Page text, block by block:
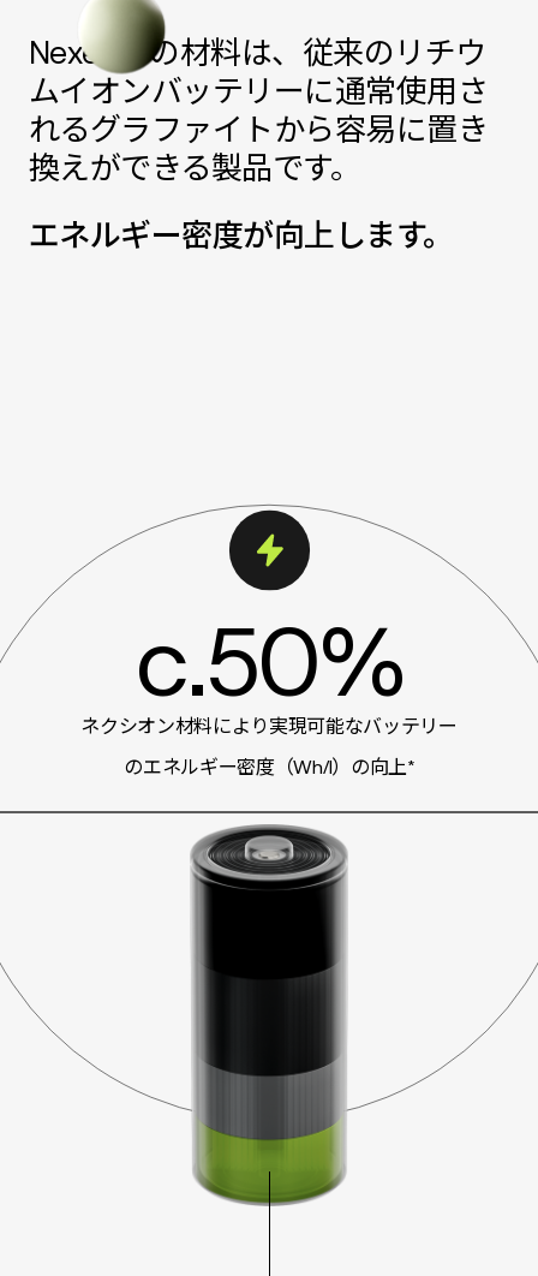
Nexeon®の材料は、従来のリチウ
ムイオンバッテリーに通常使用さ
れるグラファイトから容易に置き
換えができる製品です。
エネルギー密度が向上します。
c.50%
ネクシオン材料により実現可能なバッテリー
のエネルギー密度（Wh/l）の向上*